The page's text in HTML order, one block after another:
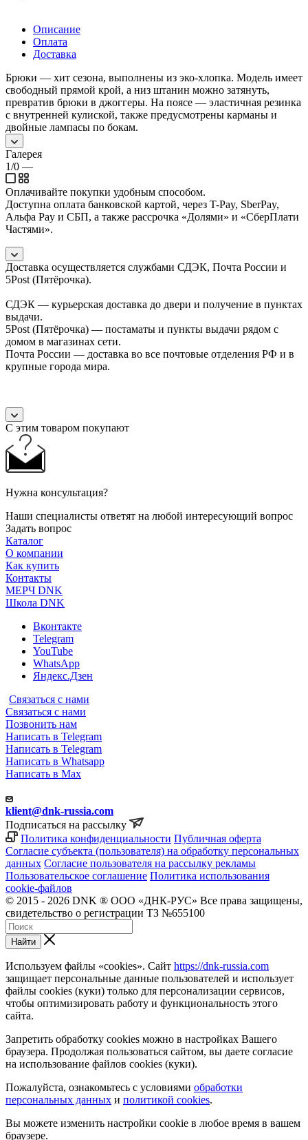
Описание
Оплата
Доставка
Брюки — хит сезона, выполнены из эко-хлопка. Модель имеет
свободный прямой крой, а низ штанин можно затянуть,
превратив брюки в джоггеры. На поясе — эластичная резинка
с внутренней кулиской, также предусмотрены карманы и
двойные лампасы по бокам.
Галерея
1/0 —
Оплачивайте покупки удобным способом.
Доступна оплата банковской картой, через T-Pay, SberPay,
Альфа Pay и СБП, а также рассрочка «Долями» и «СберПлати
Частями».
Доставка осуществляется службами СДЭК, Почта России и
5Post (Пятёрочка).
СДЭК — курьерская доставка до двери и получение в пунктах
выдачи.
5Post (Пятёрочка) — постаматы и пункты выдачи рядом с
домом в магазинах сети.
Почта России — доставка во все почтовые отделения РФ и в
крупные города мира.
С этим товаром покупают
Нужна консультация?
Наши специалисты ответят на любой интересующий вопрос
Задать вопрос
Каталог
О компании
Как купить
Контакты
МЕРЧ DNK
Школа DNK
Вконтакте
Telegram
YouTube
WhatsApp
Яндекс.Дзен
Связаться с нами
Связаться с нами
Позвонить нам
Написать в Telegram
Написать в Telegram
Написать в Whatsapp
Написать в Max
klient@dnk-russia.com
Подписаться на рассылку
Политика конфиденциальности Публичная оферта
Согласие субъекта (пользователя) на обработку персональных
данных Согласие пользователя на рассылку рекламы
Пользовательское соглашение Политика использования
cookie-файлов
© 2015 - 2026 DNK ® ООО «ДНК-РУС» Все права защищены,
свидетельство о регистрации ТЗ №655100
Найти
Используем файлы «cookies». Сайт https://dnk-russia.com
защищает персональные данные пользователей и использует
файлы cookies (куки) только для персонализации сервисов,
чтобы оптимизировать работу и функциональность этого
сайта.
Запретить обработку cookies можно в настройках Вашего
браузера. Продолжая пользоваться сайтом, вы даете согласие
на использование файлов cookies (куки).
Пожалуйста, ознакомьтесь с условиями обработки
персональных данных и политикой cookies.
Вы можете изменить настройки cookie в любое время в вашем
браузере.